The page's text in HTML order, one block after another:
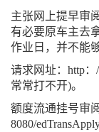
主张网上提早审
有必要原车主去
作业日，并不能
请求网址：http：
常常打不开)。
额度流通挂号审
8080/